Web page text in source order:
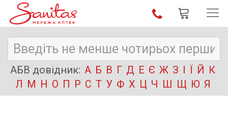
АБВ довідник: А Б В Г Д Е Є Ж З І Ї Й К
Л М Н О П Р С Т У Ф Х Ц Ч Ш Щ Ю Я